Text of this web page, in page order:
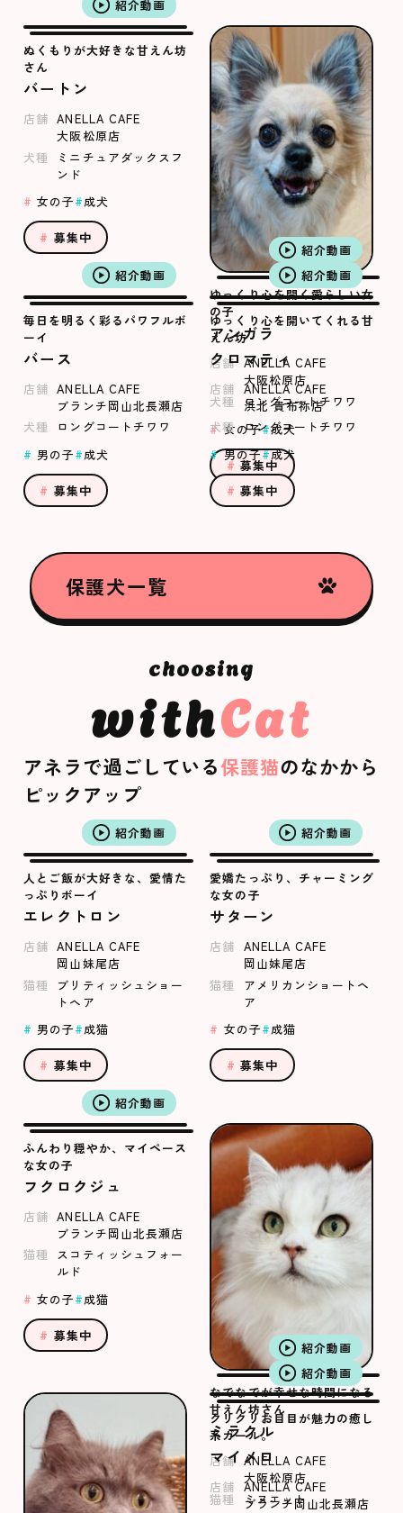
紹介動画
ぬくもりが大好きな甘えん坊
さん
バートン
店舗 ANELLA CAFE
大阪松原店
犬種
ミニチュアダックスフ
ンド
女の子
成犬
募集中
紹介動画
ゆっくり心を開く愛らしい女
の子
アンガラ
店舗 ANELLA CAFE
大阪松原店
犬種
ロングコートチワワ
女の子 成犬
募集中
紹介動画
毎日を明るく彩るパワフルボ
ーイ
バース
店舗 ANELLA CAFE
ブランチ岡山北長瀬店
犬種
ロングコートチワワ
男の子
成犬
募集中
紹介動画
ゆっくり心を開いてくれる甘
えん坊
クロマティ
店舗 ANELLA CAFE
浜北 貴布祢店
犬種 ロングコートチワワ
男の子 成犬
募集中
保護犬一覧
withCat
アネラで過ごしている保護猫のなかから
ピックアップ
紹介動画
人とご飯が大好きな、愛情た
っぷりボーイ
エレクトロン
店舗 ANELLA CAFE
岡山妹尾店
猫種
ブリティッシュショー
トヘア
男の子
成猫
募集中
紹介動画
愛嬌たっぷり、チャーミング
な女の子
サターン
店舗 ANELLA CAFE
岡山妹尾店
猫種
アメリカンショートヘ
ア
女の子
成猫
募集中
紹介動画
ふんわり穏やか、マイペース
な女の子
フクロクジュ
店舗 ANELLA CAFE
ブランチ岡山北長瀬店
猫種
スコティッシュフォー
ルド
女の子
成猫
募集中
紹介動画
なでなでが幸せな時間になる
甘えん坊さん
ミラクル
店舗 ANELLA CAFE
大阪松原店
猫種
ミヌエット
紹介動画
クリクリお目目が魅力の癒し
系ガール。
マイメロ
店舗 ANELLA CAFE
ブランチ岡山北長瀬店